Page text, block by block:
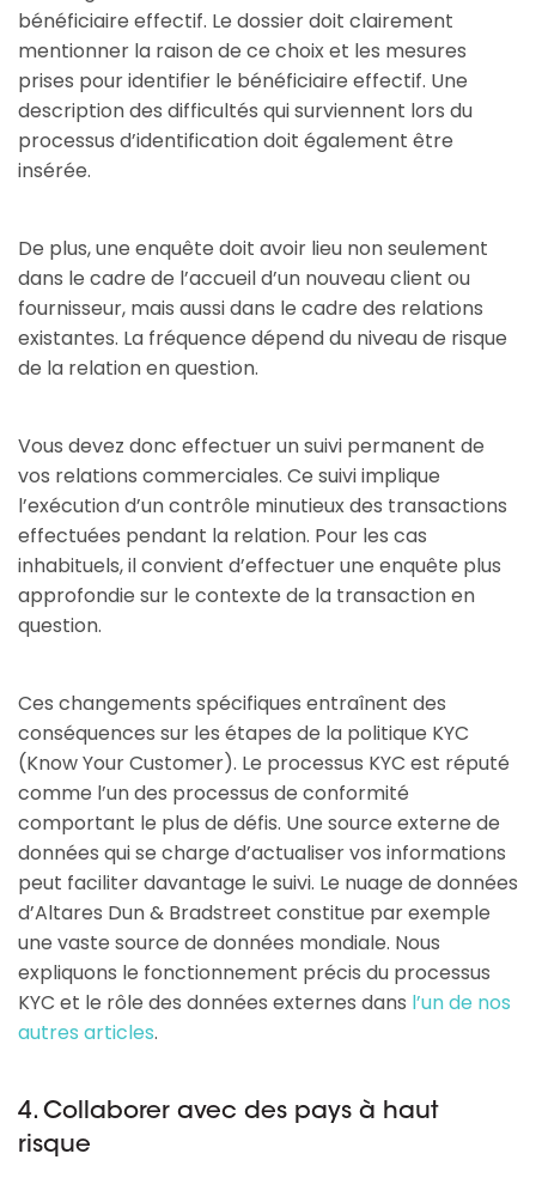
bénéficiaire effectif. Le dossier doit clairement
mentionner la raison de ce choix et les mesures
prises pour identifier le bénéficiaire effectif. Une
description des difficultés qui surviennent lors du
processus d’identification doit également être
insérée.
De plus, une enquête doit avoir lieu non seulement
dans le cadre de l’accueil d’un nouveau client ou
fournisseur, mais aussi dans le cadre des relations
existantes. La fréquence dépend du niveau de risque
de la relation en question.
Vous devez donc effectuer un suivi permanent de
vos relations commerciales. Ce suivi implique
l’exécution d’un contrôle minutieux des transactions
effectuées pendant la relation. Pour les cas
inhabituels, il convient d’effectuer une enquête plus
approfondie sur le contexte de la transaction en
question.
Ces changements spécifiques entraînent des
conséquences sur les étapes de la politique KYC
(Know Your Customer). Le processus KYC est réputé
comme l’un des processus de conformité
comportant le plus de défis. Une source externe de
données qui se charge d’actualiser vos informations
peut faciliter davantage le suivi. Le nuage de données
d’Altares Dun & Bradstreet constitue par exemple
une vaste source de données mondiale. Nous
expliquons le fonctionnement précis du processus
KYC et le rôle des données externes dans l’un de nos
autres articles.
4. Collaborer avec des pays à haut
risque